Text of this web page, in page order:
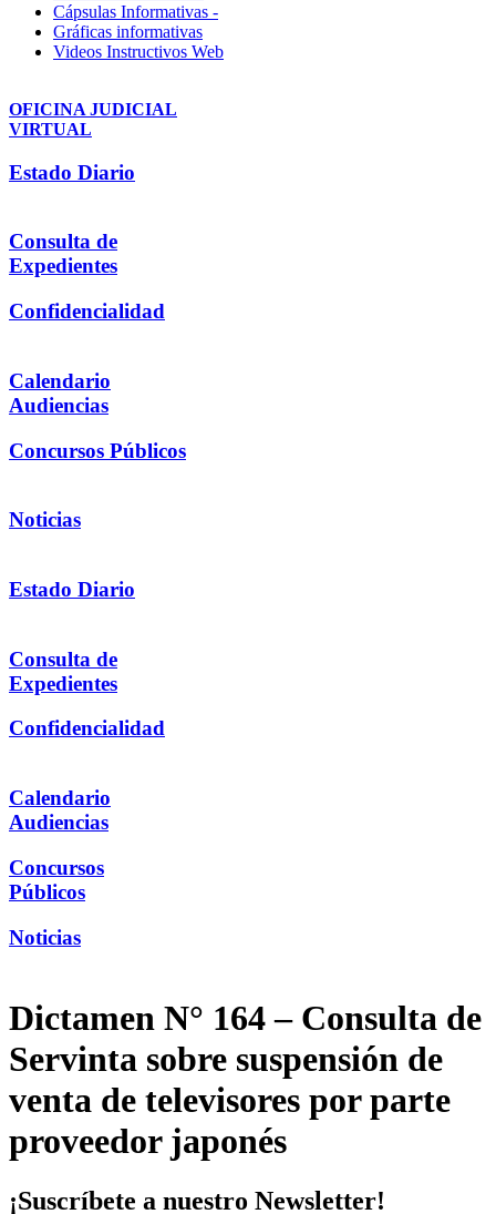
Cápsulas Informativas -
Gráficas informativas
Videos Instructivos Web
OFICINA JUDICIAL
VIRTUAL
Estado Diario
Consulta de
Expedientes
Confidencialidad
Calendario
Audiencias
Concursos Públicos
Noticias
Estado Diario
Consulta de
Expedientes
Confidencialidad
Calendario
Audiencias
Concursos
Públicos
Noticias
Dictamen N° 164 – Consulta de
Servinta sobre suspensión de
venta de televisores por parte
proveedor japonés
¡Suscríbete a nuestro Newsletter!